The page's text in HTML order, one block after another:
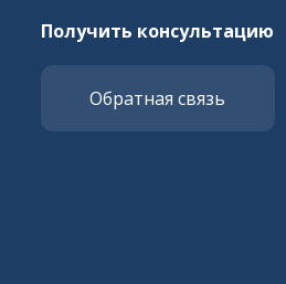
Получить консультацию
Обратная связь